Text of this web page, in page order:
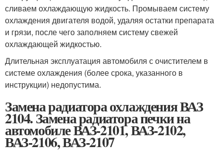
сливаем охлаждающую жидкость. Промываем систему
охлаждения двигателя водой, удаляя остатки препарата
и грязи, после чего заполняем систему свежей
охлаждающей жидкостью.
Длительная эксплуатация автомобиля с очистителем в
системе охлаждения (более срока, указанного в
инструкции) недопустима.
Замена радиатора охлаждения ВАЗ
2104. Замена радиатора печки на
автомобиле ВАЗ-2101, ВАЗ-2102,
ВАЗ-2106, ВАЗ-2107